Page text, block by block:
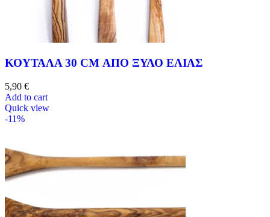
ΚΟΥΤΑΛΑ 30 CM ΑΠΟ ΞΥΛΟ ΕΛΙΑΣ
5,90 €
Add to cart
Quick view
-11%